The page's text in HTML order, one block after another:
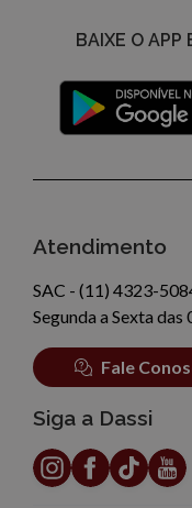
BAIXE O APP
Atendimento
SAC - (11) 4323-
Segunda a Sexta das
Fale
Siga a Dassi